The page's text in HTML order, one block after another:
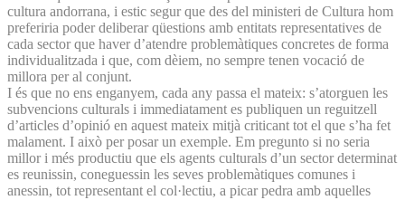
cultura andorrana, i estic segur que des del ministeri de Cultura hom
preferiria poder deliberar qüestions amb entitats representatives de
cada sector que haver d’atendre problemàtiques concretes de forma
individualitzada i que, com dèiem, no sempre tenen vocació de
millora per al conjunt.
I és que no ens enganyem, cada any passa el mateix: s’atorguen les
subvencions culturals i immediatament es publiquen un reguitzell
d’articles d’opinió en aquest mateix mitjà criticant tot el que s’ha fet
malament. I això per posar un exemple. Em pregunto si no seria
millor i més productiu que els agents culturals d’un sector determinat
es reunissin, coneguessin les seves problemàtiques comunes i
anessin, tot representant el col·lectiu, a picar pedra amb aquelles